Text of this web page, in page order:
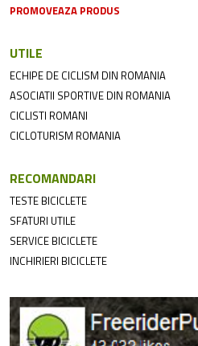
PROMOVEAZA PRODUS
UTILE
ECHIPE DE CICLISM DIN ROMANIA
ASOCIATII SPORTIVE DIN ROMANIA
CICLISTI ROMANI
CICLOTURISM ROMANIA
RECOMANDARI
TESTE BICICLETE
SFATURI UTILE
SERVICE BICICLETE
INCHIRIERI BICICLETE